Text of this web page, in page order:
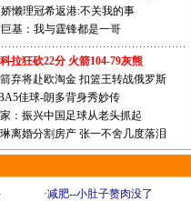
懒理冠希返港:不关我的事
基：我与霆锋都是一哥
拉狂砍22分 火箭104-79灰熊
弃将赴欧淘金 扣篮王转战俄罗斯
佳球-朗多背身秀妙传
：振兴中国足球从老头抓起
离婚分割房产 张一不舍几度落泪
·减肥--小肚子赘肉没了